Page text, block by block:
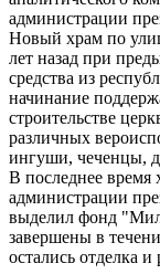
администрации
Новый храм по
лет назад при
средства из
начинание
строительстве
различных
ингуши, чеченцы,
В последнее время
администрации
выделил фонд
завершены в
остались отделка и